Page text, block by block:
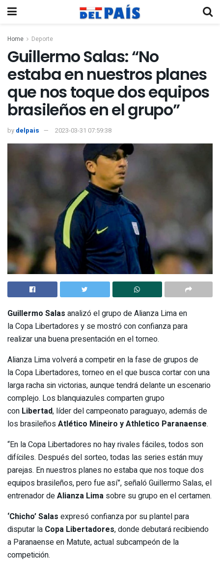
Home Deporte
Guillermo Salas: “No
estaba en nuestros planes
que nos toque dos equipos
brasileños en el grupo”
by delpais 2023-03-31 07:59:38
Guillermo Salas analizó el grupo de Alianza Lima en
la Copa Libertadores y se mostró con confianza para
realizar una buena presentación en el torneo.
Alianza Lima volverá a competir en la fase de grupos de
la Copa Libertadores, torneo en el que busca cortar con una
larga racha sin victorias, aunque tendrá delante un escenario
complejo. Los blanquiazules comparten grupo
con Libertad, líder del campeonato paraguayo, además de
los brasileñosAtlético Mineiro y Athletico Paranaense.
“En la Copa Libertadores no hay rivales fáciles, todos son
difíciles. Después del sorteo, todas las series están muy
parejas. En nuestros planes no estaba que nos toque dos
equipos brasileños, pero fue así”, señaló Guillermo Salas, el
entrenador deAlianza Lima sobre su grupo en el certamen.
‘Chicho’ Salas expresó confianza por su plantel para
disputar la Copa Libertadores, donde debutará recibiendo
a Paranaense en Matute, actual subcampeón de la
competición.